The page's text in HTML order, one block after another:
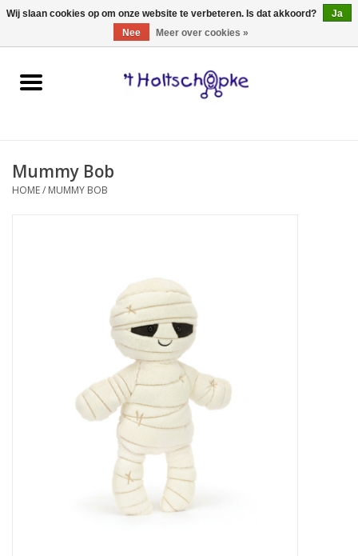
0 Artikelen - €0,00
Home
spellen
eten & drinken
Mummy Bob
HOME/ MUMMY BOB
Wij slaan cookies op om onze website te verbeteren. Is dat akkoord?
Ja
Nee
Meer over cookies »